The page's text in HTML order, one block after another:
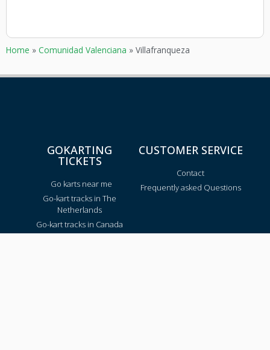
Home » Comunidad Valenciana » Villafranqueza
GOKARTING
TICKETS
Go karts near me
Go-kart tracks in The
Netherlands
Go-kart tracks in Canada
CUSTOMER SERVICE
Contact
Frequently asked Questions